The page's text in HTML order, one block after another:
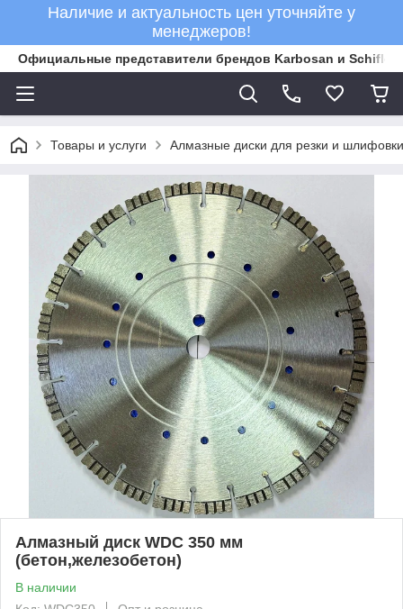
Наличие и актуальность цен уточняйте у
менеджеров!
Официальные представители брендов Karbosan и Schifler
Товары и услуги Алмазные диски для резки и
Алмазный диск WDC 350 мм
(бетон,железобетон)
В наличии